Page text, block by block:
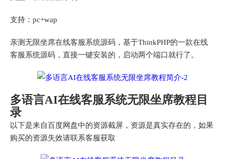
支持：pc+wap
亲测无限坐席在线客服系统源码，基于ThinkPHP的一款在线
客服系统源码，直接一键安装的，启动两个端口就行了。
多语言AI在线客服系统无限坐席教程目
录
以下是来自百度网盘中的资源截屏，资源是真实存在的，如果
购买的资源失效请联系客服获取